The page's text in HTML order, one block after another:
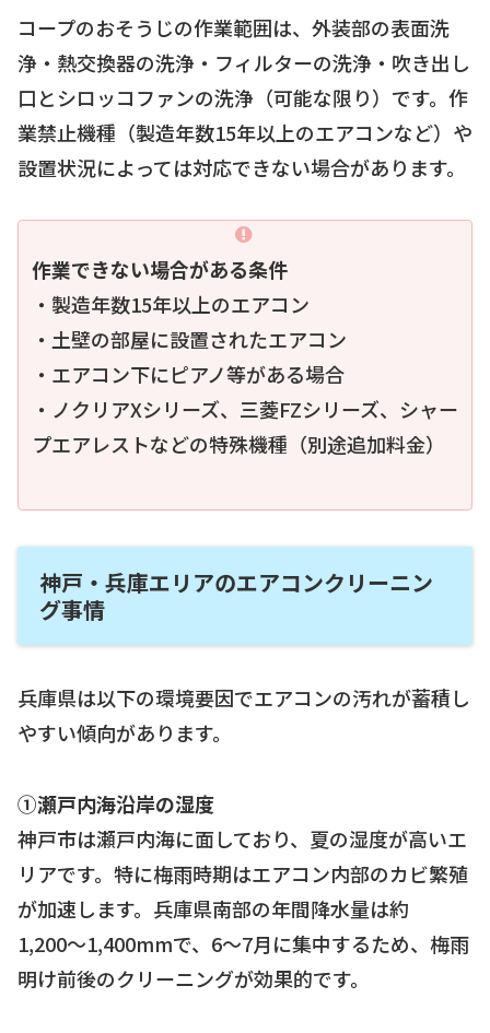
コープのおそうじの作業範囲は、外装部の表面洗
浄・熱交換器の洗浄・フィルターの洗浄・吹き出し
口とシロッコファンの洗浄（可能な限り）です。作
業禁止機種（製造年数15年以上のエアコンなど）や
設置状況によっては対応できない場合があります。
作業できない場合がある条件
・製造年数15年以上のエアコン
・土壁の部屋に設置されたエアコン
・エアコン下にピアノ等がある場合
・ノクリアXシリーズ、三菱FZシリーズ、シャー
プエアレストなどの特殊機種（別途追加料金）
神戸・兵庫エリアのエアコンクリーニン
グ事情
兵庫県は以下の環境要因でエアコンの汚れが蓄積し
やすい傾向があります。
①瀬戸内海沿岸の湿度
神戸市は瀬戸内海に面しており、夏の湿度が高いエ
リアです。特に梅雨時期はエアコン内部のカビ繁殖
が加速します。兵庫県南部の年間降水量は約
1,200〜1,400mmで、6〜7月に集中するため、梅雨
明け前後のクリーニングが効果的です。